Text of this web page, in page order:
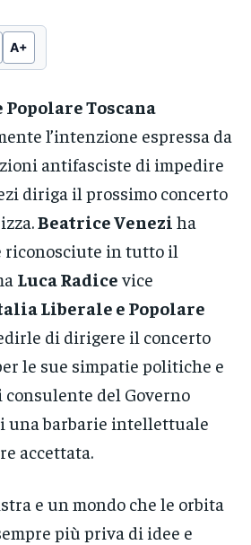
A+
Toscana
l’intenzione espressa da
antifasciste di impedire
diriga il prossimo concerto
Beatrice Venezi ha
in tutto il
Luca Radicevice
Liberale e Popolare
di dirigere il concerto
le sue simpatie politiche e
del Governo
una barbarie intellettuale
accettata.
e un mondo che le orbita
più priva di idee e